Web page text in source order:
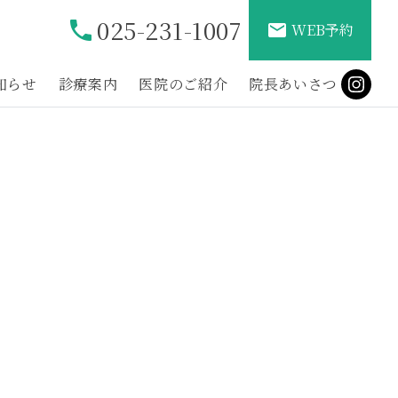
phone 025-231-1007 mail WEB予約
らせ 診療案内 医院のご紹介 院長あいさつ